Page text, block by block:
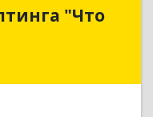
"Что
"Что